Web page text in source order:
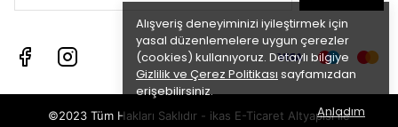
Alışveriş deneyiminizi iyileştirmek için
yasal düzenlemelere uygun çerezler
(cookies) kullanıyoruz. Detaylı bilgiye
Gizlilik ve Çerez Politikası sayfamızdan
erişebilirsiniz.
Anladım
©2023 Tüm Hakları Saklıdır - ikas E-Ticaret Altyapısı ile